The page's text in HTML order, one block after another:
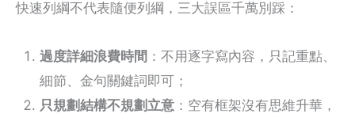
快速列綱不代表隨便列綱，三大誤區千萬別踩：
過度詳細浪費時間 ：不用逐字寫內容，只記重點、
細節、金句關鍵詞即可；
只規劃結構不規劃立意 ：空有框架沒有思維升華，